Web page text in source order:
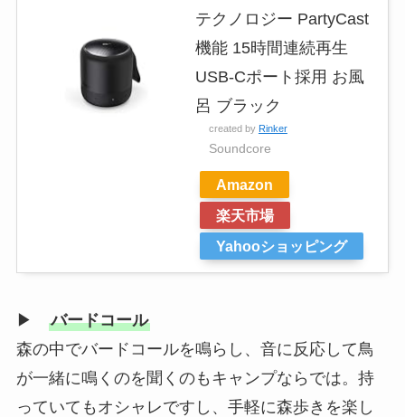
テクノロジー PartyCast
機能 15時間連続再生
USB-Cポート採用 お風
呂 ブラック
created by Rinker
Soundcore
Amazon
楽天市場
Yahooショッピング
▶ バードコール
森の中でバードコールを鳴らし、音に反応して鳥
が一緒に鳴くのを聞くのもキャンプならでは。持
っていてもオシャレですし、手軽に森歩きを楽し